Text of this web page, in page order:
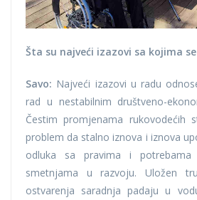
Šta su najveći izazovi sa kojima
Savo: Najveći izazovi u radu
rad u nestabilnim društveno-
Čestim promjenama rukovodećih
problem da stalno iznova i iznova
odluka sa pravima i
smetnjama u razvoju. Uložen
ostvarenja saradnja padaju u